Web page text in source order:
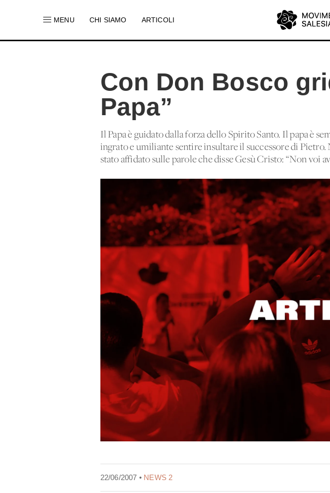
MENU CHI SIAMO ARTICOLI
Con Don Bosco
Papa”
Il Papa è guidato dalla forza dello Spirito Santo. Il papa è
ingrato e umiliante sentire insultare il successore di
stato affidato sulle parole che disse Gesù Cristo: “Non voi
22/06/2007 • NEWS 2